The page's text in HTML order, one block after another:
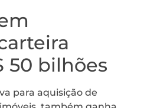
50 bilhões
para aquisição de